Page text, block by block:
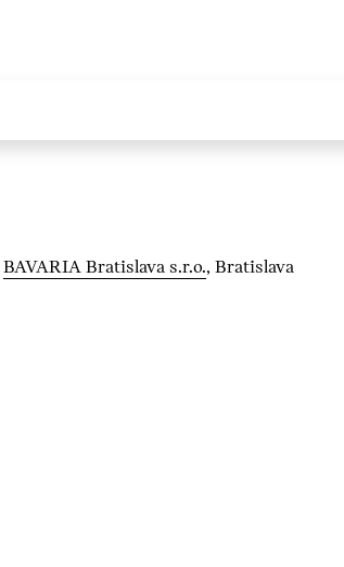
BAVARIA Bratislava s.r.o., Bratislava